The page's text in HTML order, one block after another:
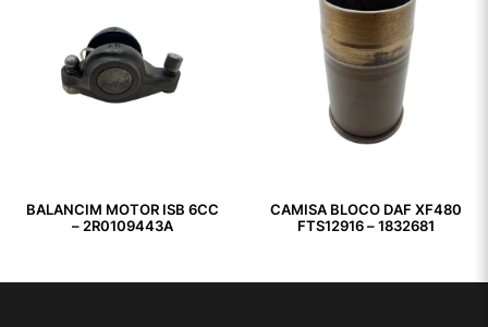
BALANCIM MOTOR ISB 6CC
– 2R0109443A
CAMISA BLOCO DAF XF480
FTS12916 – 1832681